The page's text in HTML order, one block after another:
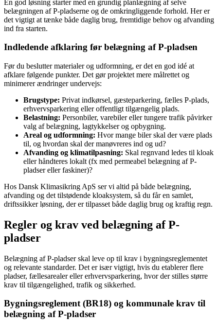
En god løsning starter med en grundig planlægning af selve
belægningen af P-pladserne og de omkringliggende forhold. Her er
det vigtigt at tænke både daglig brug, fremtidige behov og afvanding
ind fra starten.
Indledende afklaring før belægning af P-pladsen
Før du beslutter materialer og udformning, er det en god idé at
afklare følgende punkter. Det gør projektet mere målrettet og
minimerer ændringer undervejs:
Brugstype: Privat indkørsel, gæsteparkering, fælles P-plads,
erhvervsparkering eller offentligt tilgængelig plads.
Belastning: Personbiler, varebiler eller tungere trafik påvirker
valg af belægning, lagtykkelser og opbygning.
Areal og udformning: Hvor mange biler skal der være plads
til, og hvordan skal der manøvreres ind og ud?
Afvanding og klimatilpasning: Skal regnvand ledes til kloak
eller håndteres lokalt (fx med permeabel belægning af P-
pladser eller faskiner)?
Hos Dansk Klimasikring ApS ser vi altid på både belægning,
afvanding og det tilstødende kloaksystem, så du får en samlet,
driftssikker løsning, der er tilpasset både daglig brug og kraftig regn.
Regler og krav ved belægning af P-
pladser
Belægning af P-pladser skal leve op til krav i bygningsreglementet
og relevante standarder. Det er især vigtigt, hvis du etablerer flere
pladser, fællesarealer eller erhvervsparkering, hvor der stilles større
krav til tilgængelighed, trafik og sikkerhed.
Bygningsreglement (BR18) og kommunale krav til
belægning af P-pladser